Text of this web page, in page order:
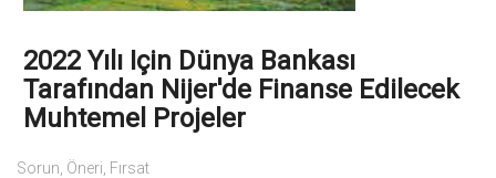
2022 Yılı Için Dünya Bankası
Tarafından Nijer'de Finanse Edilecek
Muhtemel Projeler
Sorun, Öneri, Fırsat